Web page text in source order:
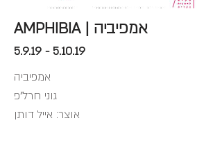
AMPHIBIA | אמפיביה
5.9.19 - 5.10.19
אמפיביה
גוני חרל"פ
אוצר: אייל דותן